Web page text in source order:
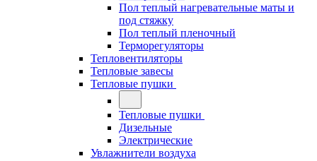
Пол теплый нагревательные маты и
под стяжку
Пол теплый пленочный
Терморегуляторы
Тепловентиляторы
Тепловые завесы
Тепловые пушки
Тепловые пушки
Дизельные
Электрические
Увлажнители воздуха